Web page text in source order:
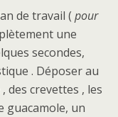
de travail ( pour
une
secondes,
. Déposer au
des crevettes , les
guacamole, un